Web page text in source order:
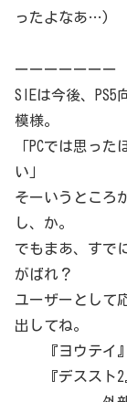
ったよなあ…)
ーーーーーーー
SIEは今後、PS5
模様。
「PCでは思っ
い」
そーいうところ
し、か。
でもまあ、すで
がばれ？
ユーザーとして
出してね。
『ヨウテイ』
『デススト2